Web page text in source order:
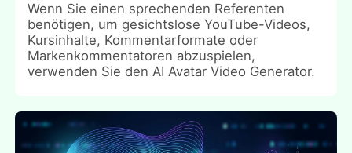
Wenn Sie einen sprechenden Referenten
benötigen, um gesichtslose YouTube-Videos,
Kursinhalte, Kommentarformate oder
Markenkommentatoren abzuspielen,
verwenden Sie den AI Avatar Video Generator.